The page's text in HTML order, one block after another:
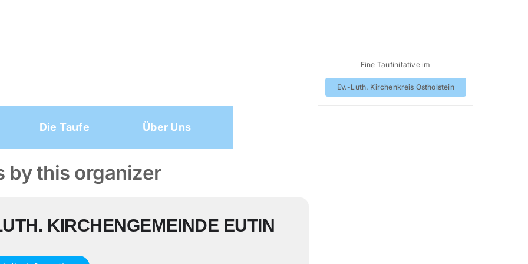
Eine Taufinitative im
Ev.-Luth. Kirchenkreis Ostholstein
Die Taufe Über Uns
by this organizer
KIRCHENGEMEINDE EUTIN